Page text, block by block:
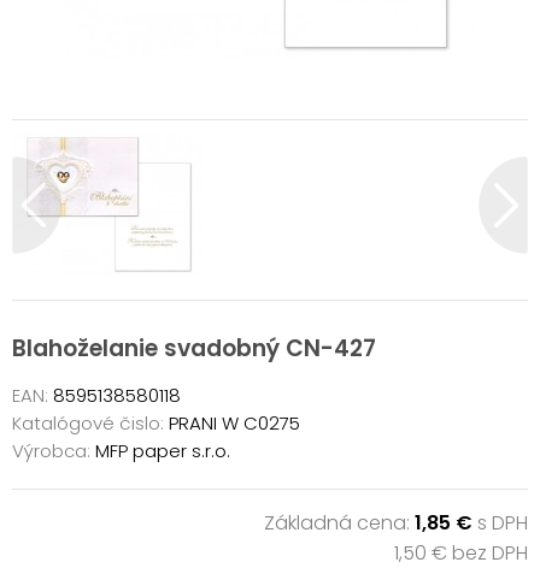
Blahoželanie svadobný CN-427
EAN: 8595138580118
Katalógové čislo: PRANI W C0275
Výrobca: MFP paper s.r.o.
Základná cena: 1,85 € s DPH
1,50 € bez DPH